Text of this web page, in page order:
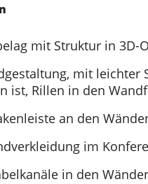
mit Struktur in 3D-
mit leichter
ist, Rillen in den
an den
im
in den